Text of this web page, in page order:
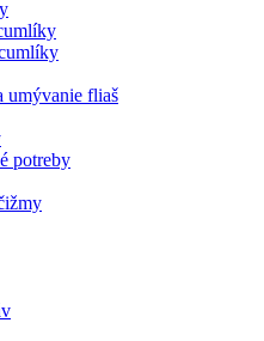
umývanie fliaš
potreby